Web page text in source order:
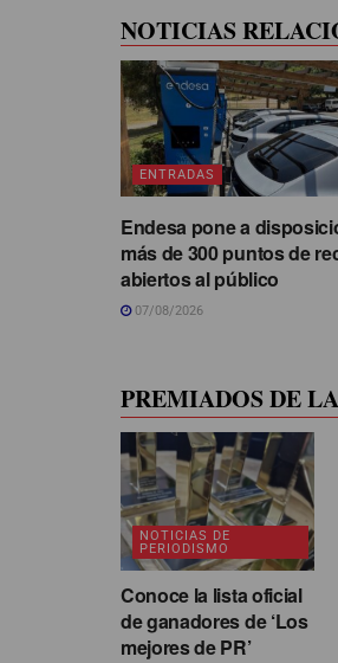
NOTICIAS
ENTRADAS
Endesa pone a
más de 300 puntos de
abiertos al público
07/08/2026
PREMIADOS DE
NOTICIAS DE
PERIODISMO
Conoce la lista oficial
de ganadores de ‘Los
mejores de PR’